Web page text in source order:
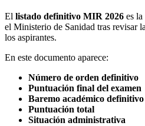
El listado definitivo MIR 2026 es
el Ministerio de Sanidad tras revisar
los aspirantes.
En este documento aparece:
Número de orden definitivo
Puntuación final del examen
Baremo académico definitivo
Puntuación total
Situación administrativa